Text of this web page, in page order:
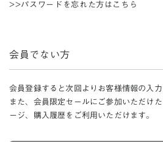
>>パスワードを忘れた方はこちら
会員でない方
会員登録すると次回よりお客様情報の入力
また、会員限定セールにご参加いただけ
ージ、購入履歴をご利用いただけます。